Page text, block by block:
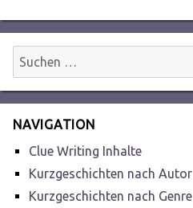
Suchen
nach:
NAVIGATION
Clue Writing Inhalte
Kurzgeschichten nach Autor
Kurzgeschichten nach Genre